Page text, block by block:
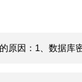
原因：1、数据库